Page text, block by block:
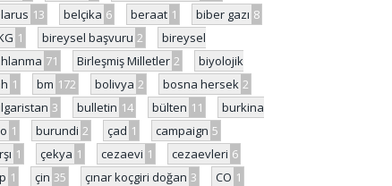
13 belçika 6 beraat 1 biber gazı 8
1 bireysel başvuru 2
bireysel
71 Birleşmiş Milletler 2
biyolojik
1 bm 172 bolivya 2 bosna hersek 2
3 bulletin 14 bülten 11
burkina
1 burundi 2 çad 1 campaign 5
1 çekya 1 cezaevi 1 cezaevleri 6
1 çin 35 çınar koçgiri doğan 3 CO 1